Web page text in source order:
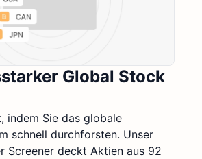
Global Stock
indem Sie das globale
schnell durchforsten. Unser
Screener deckt Aktien aus 92